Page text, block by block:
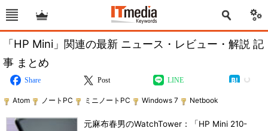
「HP Mini」関連の最新 ニュース・レビュー・解説 記
事 まとめ
Share Post LINE
Atom ノートPC ミニノートPC Windows 7 Netbook
元麻布春男のWatchTower：「HP Mini 210-